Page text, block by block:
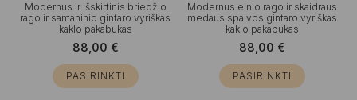
Modernus ir išskirtinis briedžio
rago ir samaninio gintaro vyriškas
kaklo pakabukas
88,00 €
PASIRINKTI
Modernus elnio rago ir skaidraus
medaus spalvos gintaro vyriškas
kaklo pakabukas
88,00 €
PASIRINKTI